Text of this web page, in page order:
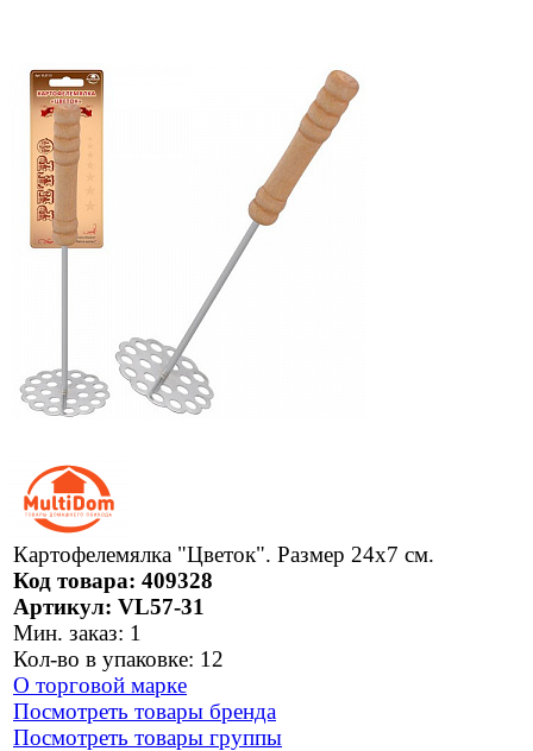
Картофелемялка "Цветок". Размер 24х7 см.
Код товара: 409328
Артикул: VL57-31
Мин. заказ: 1
Кол-во в упаковке: 12
О торговой марке
Посмотреть товары бренда
Посмотреть товары группы